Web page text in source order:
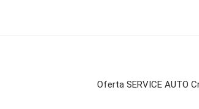
Oferta SERVICE AUTO